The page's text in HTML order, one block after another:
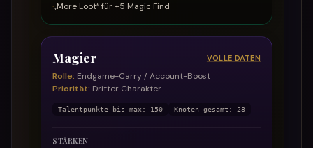
·„More Loot“ für +5 Magic Find
Magier VOLLE DATEN
Rolle: Endgame-Carry / Account-Boost
Priorität: Dritter Charakter
Talentpunkte bis max : 150 Knoten gesamt : 28
STÄRKEN